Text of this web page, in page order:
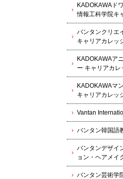
KADOKAWAド
情報工科学院キ
バンタンクリエ
キャリアカレッ
KADOKAWAア
ー キャリアカレ
KADOKAWAマ
キャリアカレッ
Vantan
バンタン韓国語
バンタンデザイ
ョン・ヘアメイ
バンタン芸術学